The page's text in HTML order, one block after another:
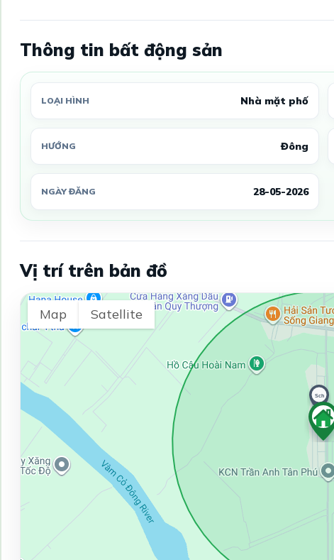
Thông tin bất động sản
LOẠI HÌNH Nhà mặt phố
HƯỚNG Đông
NGÀY ĐĂNG 28-05-2026
Vị trí trên bản đồ
Map Satellite